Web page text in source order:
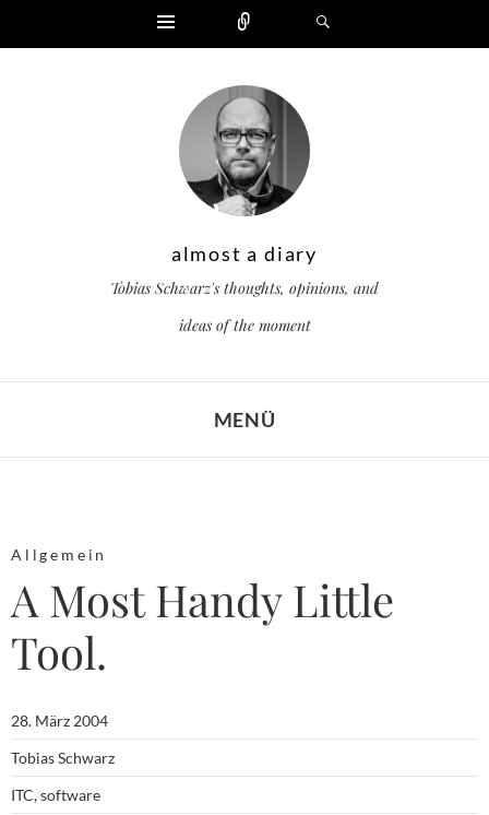
Widgets
almost a diary
Tobias Schwarz's thoughts, opinions, and
ideas of the moment
MENÜ
Allgemein
A Most Handy Little
Tool.
28. März 2004
Tobias Schwarz
ITC,software